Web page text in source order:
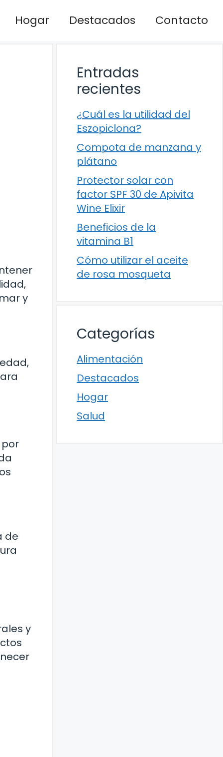
Hogar Destacados Contacto
y
de
y
Entradas
recientes
¿Cuál es la utilidad del
Eszopiclona?
Compota de manzana y
plátano
Protector solar con
factor SPF 30 de Apivita
Wine Elixir
Beneficios de la
vitamina B1
Cómo utilizar el aceite
de rosa mosqueta
Categorías
Alimentación
Destacados
Hogar
Salud